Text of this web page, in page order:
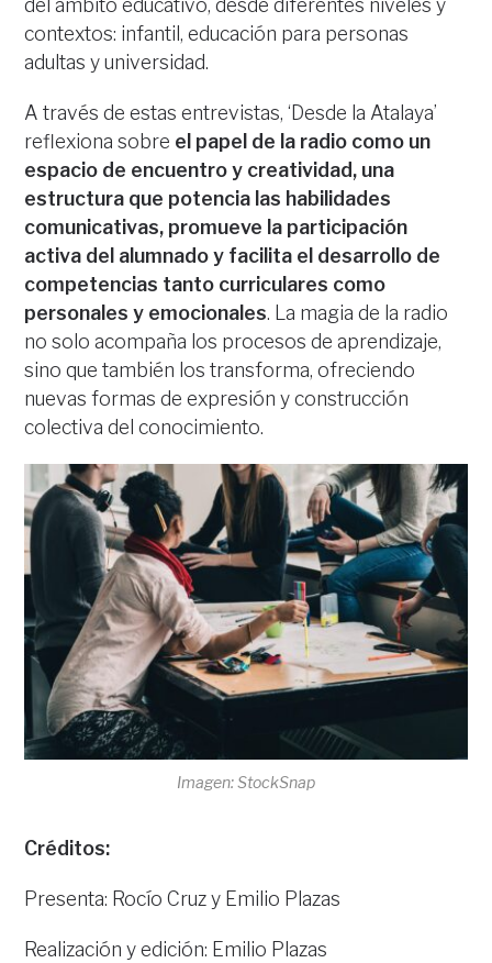
del ámbito educativo, desde diferentes niveles y
contextos: infantil, educación para personas
adultas y universidad.
A través de estas entrevistas, ‘Desde la Atalaya’
reflexiona sobre el papel de la radio como un
espacio de encuentro y creatividad, una
estructura que potencia las habilidades
comunicativas, promueve la participación
activa del alumnado y facilita el desarrollo de
competencias tanto curriculares como
personales y emocionales. La magia de la radio
no solo acompaña los procesos de aprendizaje,
sino que también los transforma, ofreciendo
nuevas formas de expresión y construcción
colectiva del conocimiento.
Imagen: StockSnap
Créditos:
Presenta: Rocío Cruz y Emilio Plazas
Realización y edición: Emilio Plazas